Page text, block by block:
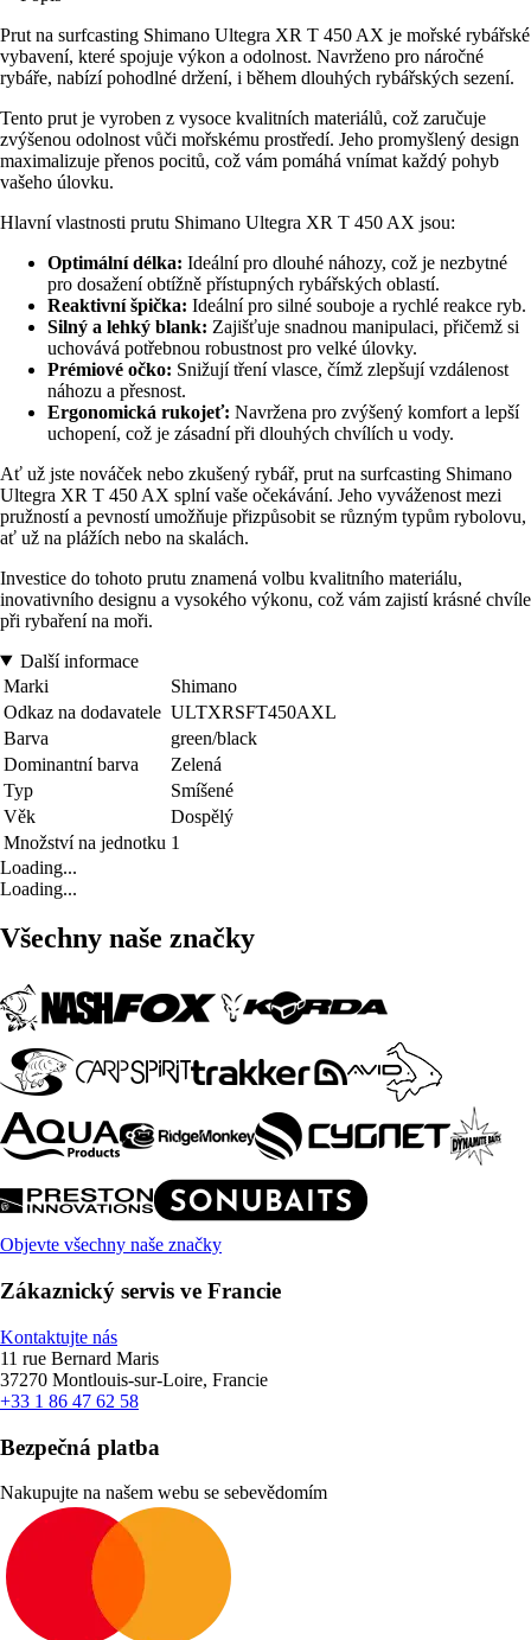
Prut na surfcasting Shimano Ultegra XR T 450 AX je mořské rybářské
vybavení, které spojuje výkon a odolnost. Navrženo pro náročné
rybáře, nabízí pohodlné držení, i během dlouhých rybářských sezení.
Tento prut je vyroben z vysoce kvalitních materiálů, což zaručuje
zvýšenou odolnost vůči mořskému prostředí. Jeho promyšlený design
maximalizuje přenos pocitů, což vám pomáhá vnímat každý pohyb
vašeho úlovku.
Hlavní vlastnosti prutu Shimano Ultegra XR T 450 AX jsou:
Optimální délka: Ideální pro dlouhé náhozy, což je nezbytné
pro dosažení obtížně přístupných rybářských oblastí.
Reaktivní špička: Ideální pro silné souboje a rychlé reakce ryb.
Silný a lehký blank: Zajišťuje snadnou manipulaci, přičemž si
uchovává potřebnou robustnost pro velké úlovky.
Prémiové očko: Snižují tření vlasce, čímž zlepšují vzdálenost
náhozu a přesnost.
Ergonomická rukojeť: Navržena pro zvýšený komfort a lepší
uchopení, což je zásadní při dlouhých chvílích u vody.
Ať už jste nováček nebo zkušený rybář, prut na surfcasting Shimano
Ultegra XR T 450 AX splní vaše očekávání. Jeho vyváženost mezi
pružností a pevností umožňuje přizpůsobit se různým typům rybolovu,
ať už na plážích nebo na skalách.
Investice do tohoto prutu znamená volbu kvalitního materiálu,
inovativního designu a vysokého výkonu, což vám zajistí krásné chvíle
při rybaření na moři.
Další informace
Marki
Shimano
Odkaz na dodavatele ULTXRSFT450AXL
Barva
green/black
Dominantní barva
Zelená
Typ
Smíšené
Věk
Dospělý
Množství na jednotku 1
Loading...
Loading...
Všechny naše značky
Objevte všechny naše značky
Zákaznický servis ve Francie
Kontaktujte nás
11 rue Bernard Maris
37270 Montlouis-sur-Loire, Francie
+33 1 86 47 62 58
Bezpečná platba
Nakupujte na našem webu se sebevědomím